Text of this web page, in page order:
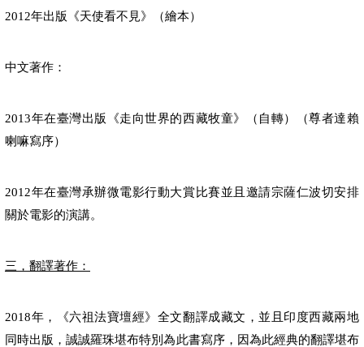
2012年出版《天使看不見》（繪本）
中文著作：
2013年在臺灣出版《走向世界的西藏牧童》（自轉）（尊者達賴
喇嘛寫序）
2012年在臺灣承辦微電影行動大賞比賽並且邀請宗薩仁波切安排
關於電影的演講。
三，翻譯著作：
2018年，《六祖法寶壇經》全文翻譯成藏文，並且印度西藏兩地
同時出版，誠誠羅珠堪布特別為此書寫序，因為此經典的翻譯堪布